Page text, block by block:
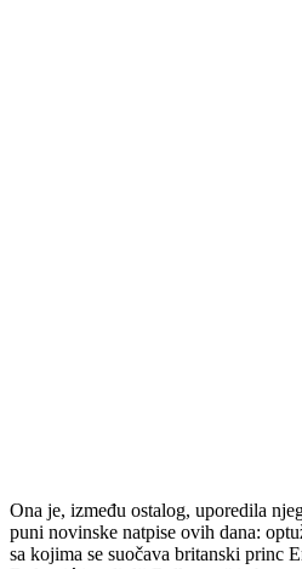
Ona je, između ostalog, uporedila
puni novinske natpise ovih dana:
sa kojima se suočava britanski princ